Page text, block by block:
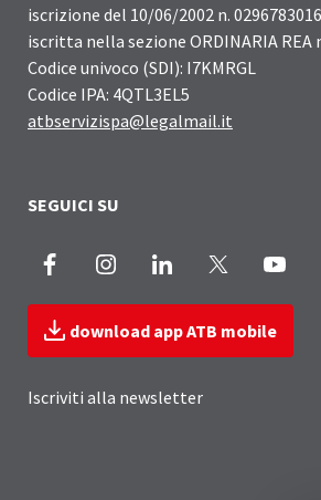
iscrizione del 10/06/2002 n.
iscritta nella sezione ORDINARIA REA
Codice univoco (SDI): I7KMRGL
Codice IPA: 4QTL3EL5
atbservizispa@legalmail.it
SEGUICI SU
Facebook InstagramLinkedIn
download app ATB mobile
Iscriviti alla newsletter